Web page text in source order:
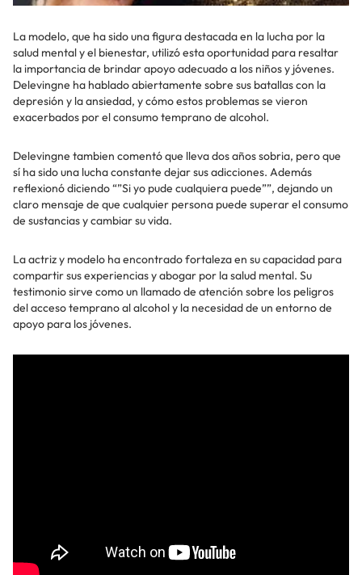
La modelo, que ha sido una figura destacada en la lucha por la
salud mental y el bienestar, utilizó esta oportunidad para resaltar
la importancia de brindar apoyo adecuado a los niños y jóvenes.
Delevingne ha hablado abiertamente sobre sus batallas con la
depresión y la ansiedad, y cómo estos problemas se vieron
exacerbados por el consumo temprano de alcohol.
Delevingne tambien comentó que lleva dos años sobria, pero que
sí ha sido una lucha constante dejar sus adicciones. Además
reflexionó diciendo “”Si yo pude cualquiera puede””, dejando un
claro mensaje de que cualquier persona puede superar el consumo
de sustancias y cambiar su vida.
La actriz y modelo ha encontrado fortaleza en su capacidad para
compartir sus experiencias y abogar por la salud mental. Su
testimonio sirve como un llamado de atención sobre los peligros
del acceso temprano al alcohol y la necesidad de un entorno de
apoyo para los jóvenes.